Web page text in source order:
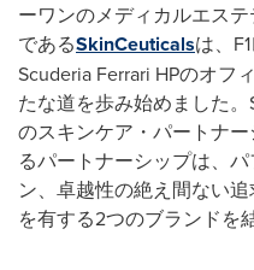
ーワンのメディカルエス
であるSkinCeuticalsは、
Scuderia Ferrari HPのオフ
たな道を歩み始めました
のスキンケア・パートナ
るパートナーシップは、
ン、卓越性の絶え間ない
を有する2つのブランドを